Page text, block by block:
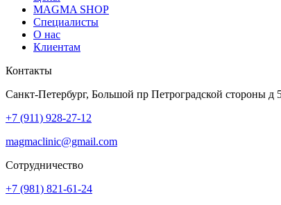
MAGMA SHOP
Специалисты
О нас
Клиентам
Контакты
Санкт-Петербург, Большой пр Петроградской стороны д
+7 (911) 928-27-12
magmaclinic@gmail.com
Сотрудничество
+7 (981) 821-61-24